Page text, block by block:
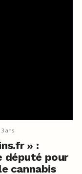
ans
» :
député pour
cannabis